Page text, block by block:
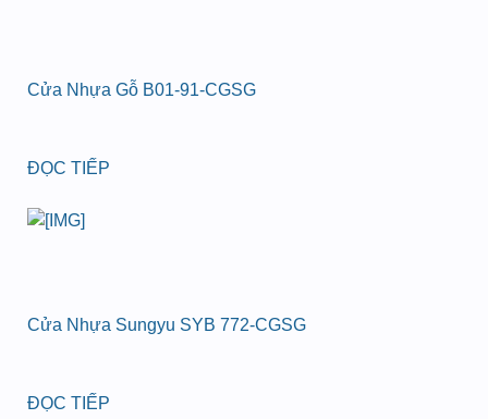
Cửa Nhựa Gỗ B01-91-CGSG
ĐỌC TIẾP
Cửa Nhựa Sungyu SYB 772-CGSG
ĐỌC TIẾP